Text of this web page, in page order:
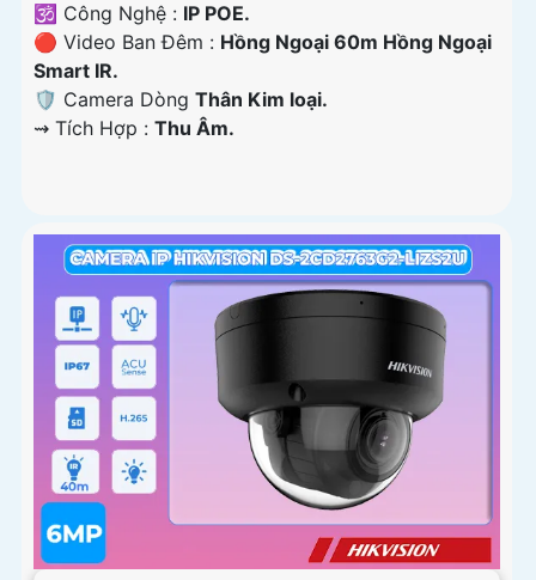
🕉️ Công Nghệ : IP POE.
🔴 Video Ban Đêm : Hồng Ngoại 60m Hồng Ngoại
Smart IR.
🛡 Camera Dòng Thân Kim loại.
️⇝ Tích Hợp : Thu Âm.